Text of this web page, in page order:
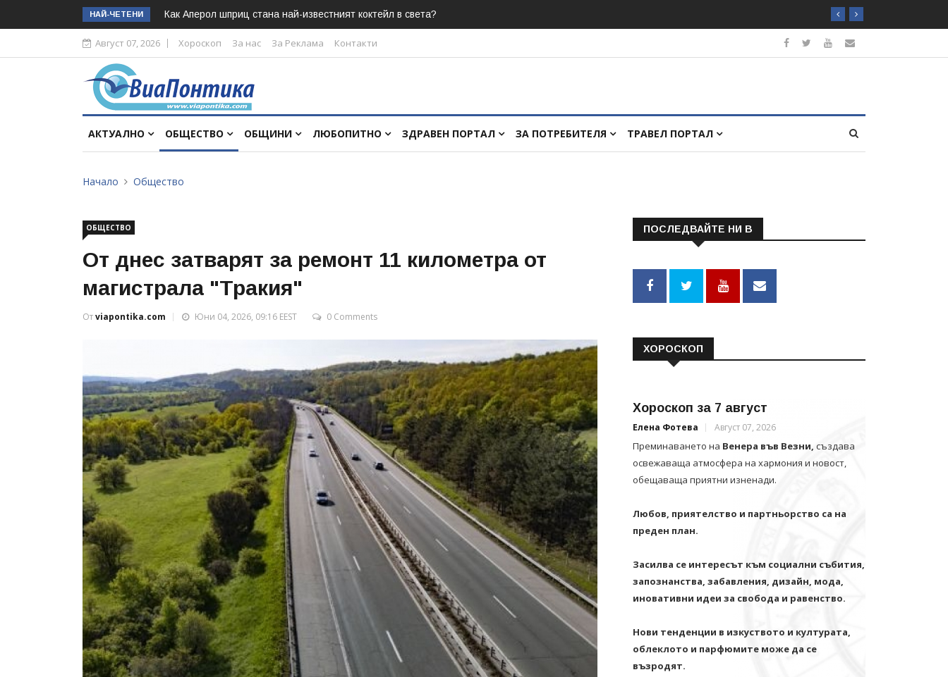
НАЙ-ЧЕТЕНИ Как Аперол шприц стана най-известният коктейл в света?
Август 07, 2026 Хороскоп За нас За Реклама Контакти
АКТУАЛНО ОБЩЕСТВО ОБЩИНИ ЛЮБОПИТНО ЗДРАВЕН ПОРТАЛ ЗА ПОТРЕБИТЕЛЯ ТРАВЕЛ ПОРТАЛ
Начало Общество
ОБЩЕСТВО
От днес затварят за ремонт 11 километра от
магистрала "Тракия"
Отviapontika.com Юни 04, 2026, 09:16 EEST 0 Comments
ПОСЛЕДВАЙТЕ НИ В
ХОРОСКОП
Хороскоп за 7 август
Елена Фотева Август 07, 2026
Преминаването на Венера във Везни, създава
освежаваща атмосфера на хармония и новост,
обещаваща приятни изненади.
Любов, приятелство и партньорство са на
преден план.
Засилва се интересът към социални събития,
запознанства, забавления, дизайн, мода,
иновативни идеи за свобода и равенство.
Нови тенденции в изкуството и културата,
облеклото и парфюмите може да се
възродят.